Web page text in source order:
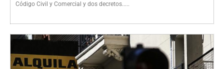
Código Civil y Comercial y dos decretos.....